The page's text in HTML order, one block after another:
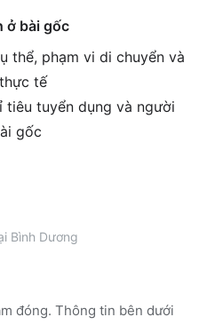
ở bài gốc
thể, phạm vi di chuyển và
tế
tiêu tuyển dụng và người
gốc
Bình Dương
đóng. Thông tin bên dưới